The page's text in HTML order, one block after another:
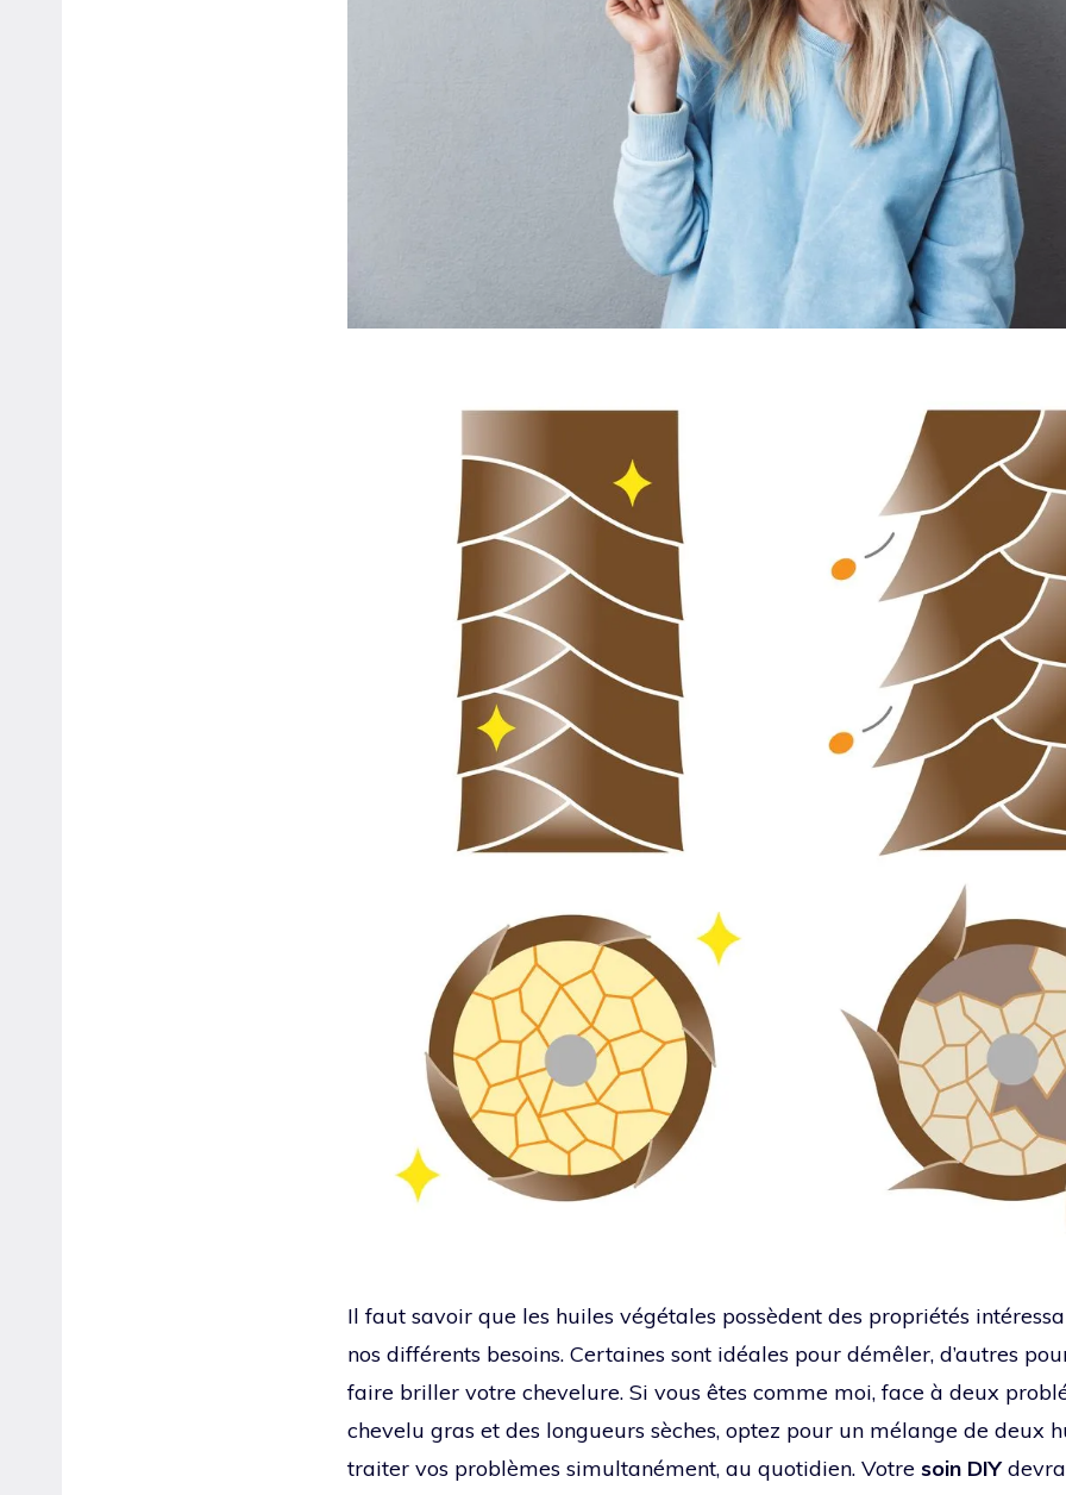
Il faut savoir que les huiles végétales possèdent des propriétés
nos différents besoins. Certaines sont idéales pour démêler, d’autres
faire briller votre chevelure. Si vous êtes comme moi, face à deux
chevelu gras et des longueurs sèches, optez pour un mélange de deux
traiter vos problèmes simultanément, au quotidien. Votre soin DIY